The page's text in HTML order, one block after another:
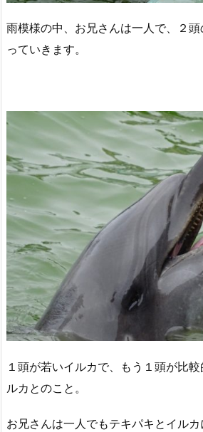
雨模様の中、お兄さんは一人で、２
っていきます。
１頭が若いイルカで、もう１頭が比
ルカとのこと。
お兄さんは一人でもテキパキとイル